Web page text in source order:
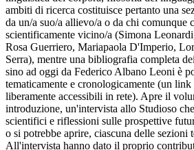
ambiti di ricerca costituisce pertanto una
da un/a suo/a allievo/a o da chi comunque
scientificamente vicino/a (Simona
Rosa Guerriero, Mariapaola D'Imperio,
Serra), mentre una bibliografia completa
sino ad oggi da Federico Albano Leoni è
tematicamente e cronologicamente (un
liberamente accessibili in rete). Apre il
introduzione, un'intervista allo Studioso
scientifici e riflessioni sulle prospettive
o si potrebbe aprire, ciascuna delle sezioni
All'intervista hanno dato il proprio